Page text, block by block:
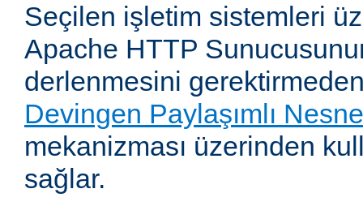
Seçilen işletim sistemleri
Apache HTTP
derlenmesini
Devingen Paylaşımlı Nesne
mekanizması üzerinden
sağlar.